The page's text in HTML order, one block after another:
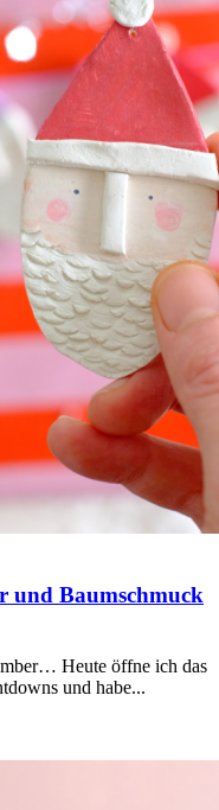
und Baumschmuck
Heute öffne ich das
und habe...